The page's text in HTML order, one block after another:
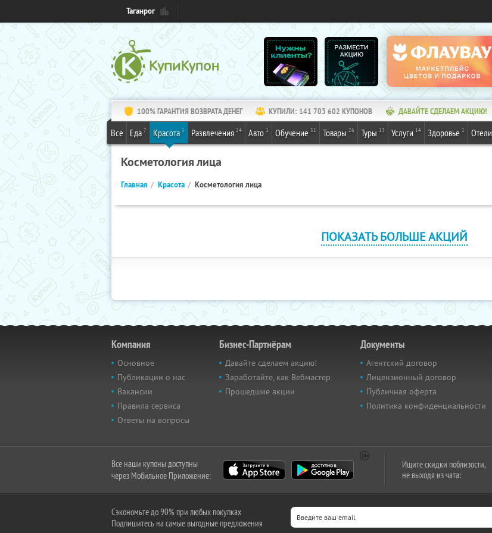
Таганрог
100% ГАРАНТИЯ ВОЗВРАТА ДЕНЕГ КУПИЛИ: 141 703 602 КУПОНОВ ДАВАЙТЕ СДЕЛАЕМ АКЦИЮ!
Все Еда 7 Красота 1 Развлечения 24 Авто 1 Обучение 31 Товары 26 Туры 13 Услуги 14 Здоровье 1 Отели
Косметология лица
Главная Красота Косметология лица
ПОКАЗАТЬ БОЛЬШЕ АКЦИЙ
Компания
Основное
Публикации о нас
Вакансии
Правила сервиса
Ответы на вопросы
Бизнес-Партнёрам
Давайте сделаем акцию!
Заработайте, как Вебмастер
Прошедшие акции
Документы
Агентский договор
Лицензионный договор
Публичная оферта
Политика конфиденциальности
Все наши купоны доступны
через Мобильное Приложение:
Ищите скидки поблизости,
не выходя из чата:
Сэкономьте до 90% при любых покупках
Подпишитесь на самые выгодные предложения